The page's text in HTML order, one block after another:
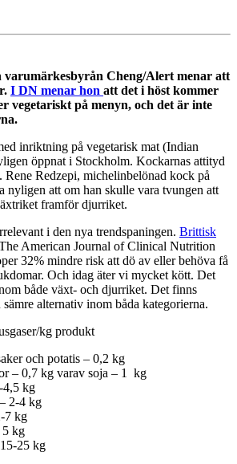
Cheng/Alert menar att
I DN menar hon att det i höst kommer
vegetariskt på menyn, och det är inte
inriktning på vegetarisk mat (Indian
öppnat i Stockholm. Kockarnas attityd
Rene Redzepi, michelinbelönad kock på
nyligen att om han skulle vara tvungen att
framför djurriket.
i den nya trendspaningen. Brittisk
American Journal of Clinical Nutrition
32% mindre risk att dö av eller behöva få
Och idag äter vi mycket kött. Det
både växt- och djurriket. Det finns
alternativ inom båda kategorierna.
kg produkt
och potatis – 0,2 kg
– 0,7 kg varav soja – 1 kg
4,5 kg
2-4 kg
7 kg
5 kg
25 kg